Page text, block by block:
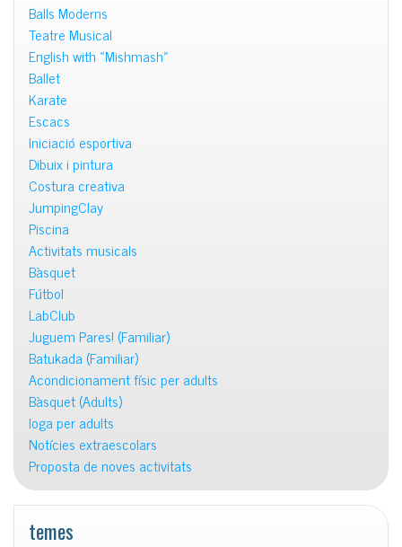
Balls Moderns
Teatre Musical
English with «Mishmash»
Ballet
Karate
Escacs
Iniciació esportiva
Dibuix i pintura
Costura creativa
JumpingClay
Piscina
Activitats musicals
Bàsquet
Fútbol
LabClub
Juguem Pares! (Familiar)
Batukada (Familiar)
Acondicionament físic per adults
Bàsquet (Adults)
Ioga per adults
Notícies extraescolars
Proposta de noves activitats
temes